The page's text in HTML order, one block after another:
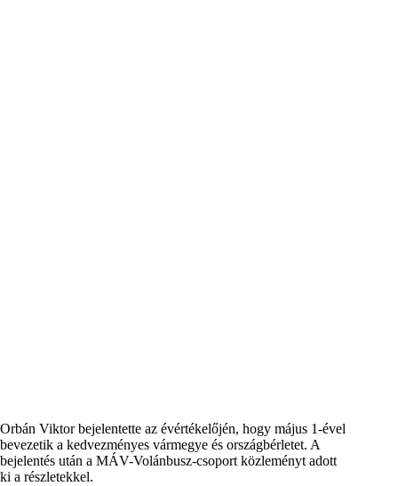
Orbán Viktor bejelentette az évértékelőjén, hogy május 1-ével
bevezetik a kedvezményes vármegye és országbérletet. A
bejelentés után a MÁV-Volánbusz-csoport közleményt adott
ki a részletekkel.